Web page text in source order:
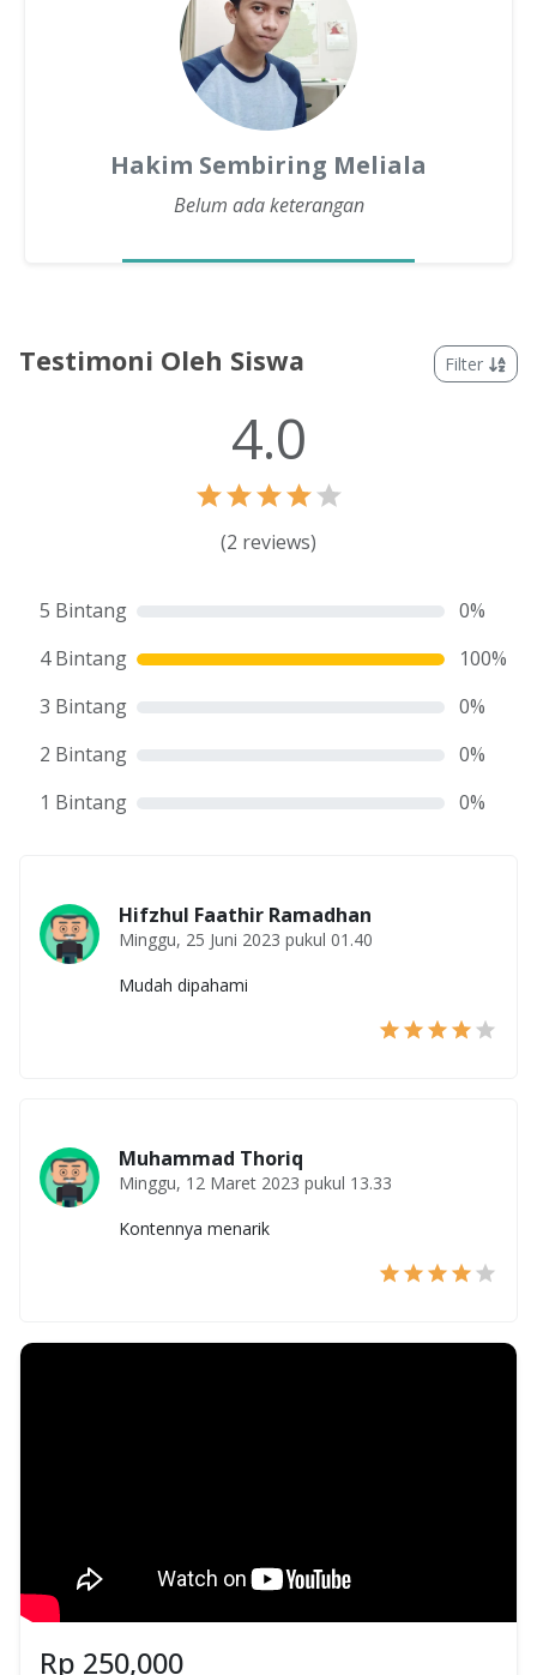
Hakim Sembiring Meliala
Belum ada keterangan
Testimoni Oleh Siswa Filter
4.0
(2 reviews)
5 Bintang 0%
4 Bintang
100%
3 Bintang
0%
2 Bintang
0%
1 Bintang
0%
Hifzhul Faathir Ramadhan
Minggu, 25 Juni 2023 pukul 01.40
Mudah dipahami
Muhammad Thoriq
Minggu, 12 Maret 2023 pukul 13.33
Kontennya menarik
Rp 250,000